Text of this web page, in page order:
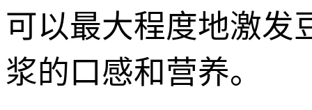
可以最大程度地激发
浆的口感和营养。